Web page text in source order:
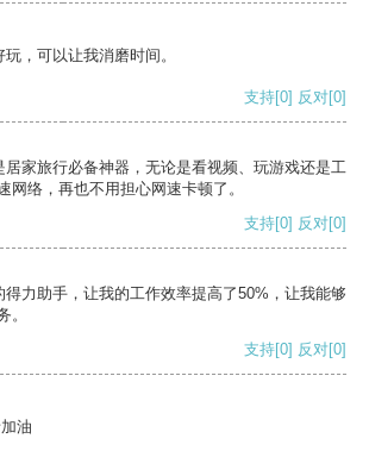
，可以让我消磨时间。
支持[0] 反对[0]
居家旅行必备神器，无论是看视频、玩游戏还是工
网络，再也不用担心网速卡顿了。
支持[0] 反对[0]
得力助手，让我的工作效率提高了50%，让我能够
。
支持[0] 反对[0]
油